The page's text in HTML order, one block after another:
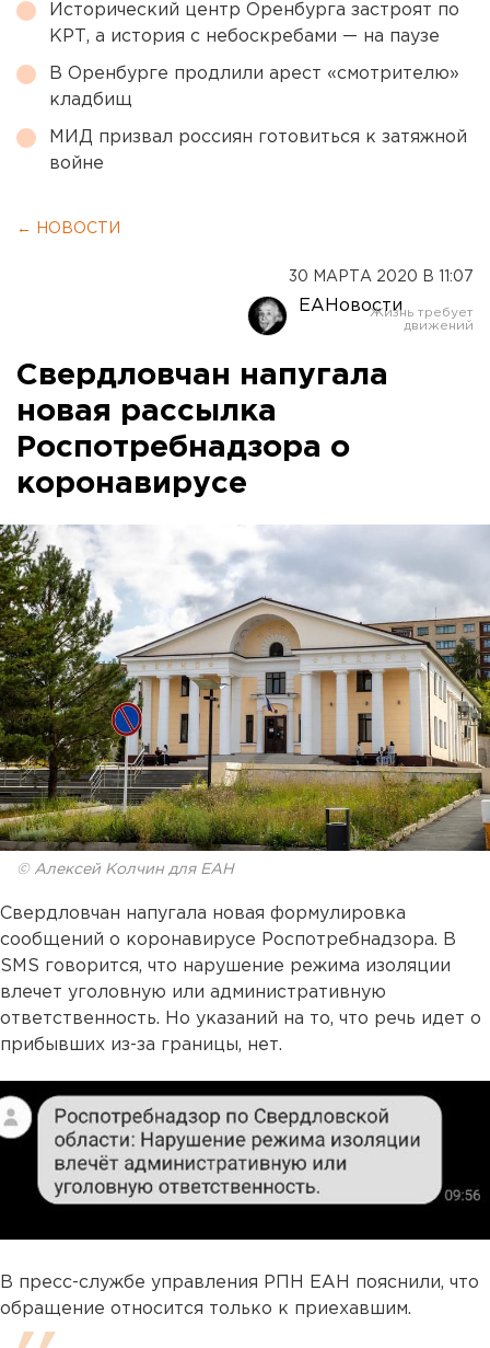
Исторический центр Оренбурга застроят по
КРТ, а история с небоскребами — на паузе
В Оренбурге продлили арест «смотрителю»
кладбищ
МИД призвал россиян готовиться к затяжной
войне
← НОВОСТИ
30 МАРТА 2020 В 11:07
ЕАНовости
Свердловчан напугала
новая рассылка
Роспотребнадзора о
коронавирусе
© Алексей Колчин для ЕАН
Свердловчан напугала новая формулировка
сообщений о коронавирусе Роспотребнадзора. В
SMS говорится, что нарушение режима изоляции
влечет уголовную или административную
ответственность. Но указаний на то, что речь идет о
прибывших из-за границы, нет.
В пресс-службе управления РПН ЕАН пояснили, что
обращение относится только к приехавшим.